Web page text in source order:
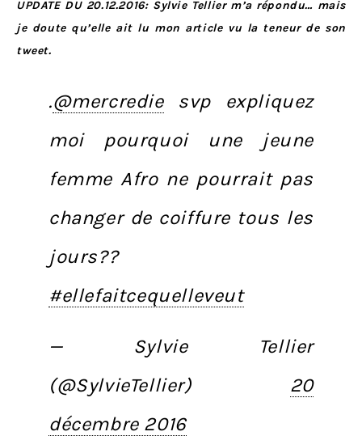
UPDATE DU 20.12.2016: Sylvie Tellier m’a répondu… mais
je doute qu’elle ait lu mon article vu la teneur de son
tweet.
.@mercrediesvp expliquez
moi pourquoi une jeune
femme Afro ne pourrait pas
changer de coiffure tous les
jours??
#ellefaitcequelleveut
— Sylvie Tellier
(@SylvieTellier) 20
décembre 2016